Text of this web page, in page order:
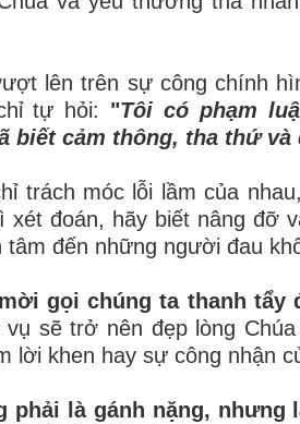
lên trên sự công chính
tự hỏi: "Tôi có phạm
biết cảm thông, tha thứ
trách móc lỗi lầm của
xét đoán, hãy biết nâng đỡ
đến những người đau
gọi chúng ta thanh tẩy
sẽ trở nên đẹp lòng
lời khen hay sự công nhận
phải là gánh nặng,